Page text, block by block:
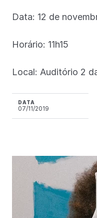
Data: 12 de
Horário: 11h15
Local: Auditório 2
DATA
07/11/2019